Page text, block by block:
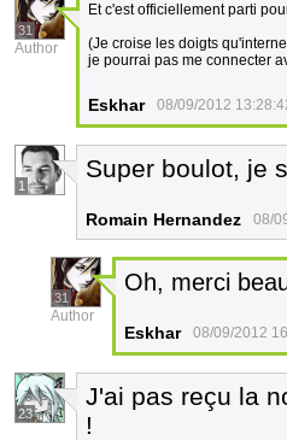
31
Author
Et c'est officiellement parti
(Je croise les doigts
je pourrai pas me connecter
Eskhar 08/09/2012
1
Super boulot, je
Romain Hernandez 08/
31
Author
Oh, merci
Eskhar 08/09/2012
23
J'ai pas reçu la
!